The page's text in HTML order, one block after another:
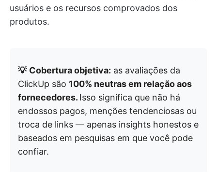
usuários e os recursos comprovados dos
produtos.
💡 Cobertura objetiva: as avaliações da
ClickUp são 100% neutras em relação aos
fornecedores. Isso significa que não há
endossos pagos, menções tendenciosas ou
troca de links — apenas insights honestos e
baseados em pesquisas em que você pode
confiar.